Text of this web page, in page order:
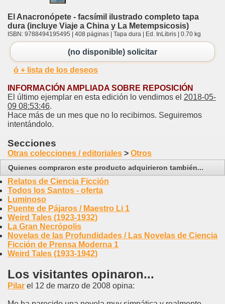
El Anacronópete - facsímil ilustrado completo tapa
dura (incluye Viaje a China y La Metempsicosis)
ISBN: 9788494195495 | 408 páginas | Tapa dura | Ed. InLibris | 0.70 kg
(no disponible) solicitar
ó + lista de los deseos
INFORMACIÓN AMPLIADA SOBRE REPOSICIÓN
El último ejemplar en esta edición lo vendimos el 2018-05-
09 08:53:46.
Hace más de un mes que no lo recibimos. Seguiremos
intentándolo.
Secciones
Otras colecciones / editoriales > Otros
Quienes compraron este producto adquirieron también...
Relatos de Ciencia Ficción
Todos los Santos - oferta
Luminoso
Puente de Pájaros / Maestro Li 1
Weird Tales (1923-1932)
La Gran Necrópolis
Novelas de las Profundidades / Las Novelas de Ciencia
Ficción de Prensa Moderna 1
Weird Tales (1933-1942)
Los visitantes opinaron...
Pilar el 12 de marzo de 2008 opina: